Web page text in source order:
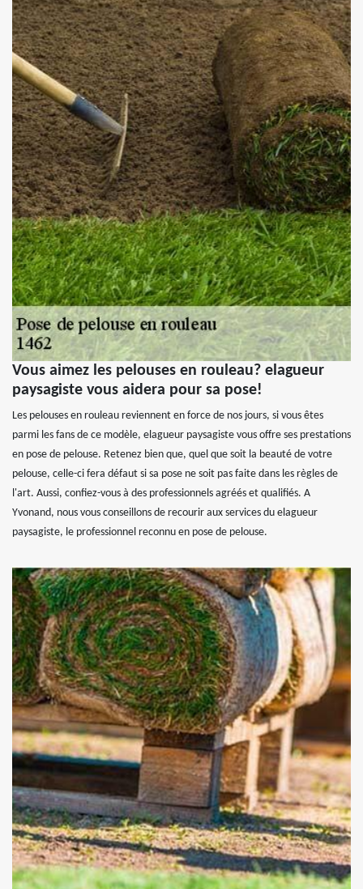
Vous aimez les pelouses en rouleau? elagueur
paysagiste vous aidera pour sa pose!
Les pelouses en rouleau reviennent en force de nos jours, si vous êtes
parmi les fans de ce modèle, elagueur paysagiste vous offre ses prestations
en pose de pelouse. Retenez bien que, quel que soit la beauté de votre
pelouse, celle-ci fera défaut si sa pose ne soit pas faite dans les règles de
l'art. Aussi, confiez-vous à des professionnels agréés et qualifiés. A
Yvonand, nous vous conseillons de recourir aux services du elagueur
paysagiste, le professionnel reconnu en pose de pelouse.